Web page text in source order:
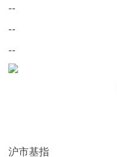
--
--
--
沪市基指